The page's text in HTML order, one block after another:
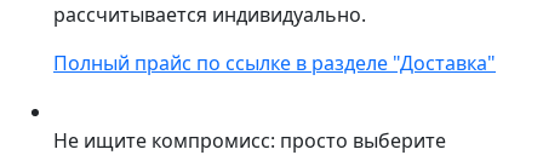
рассчитывается индивидуально.
Полный прайс по ссылке в разделе "Доставка"
Не ищите компромисс: просто выберите